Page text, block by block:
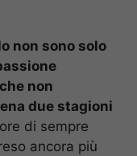
non sono solo
non
due stagioni
di sempre
ancora più